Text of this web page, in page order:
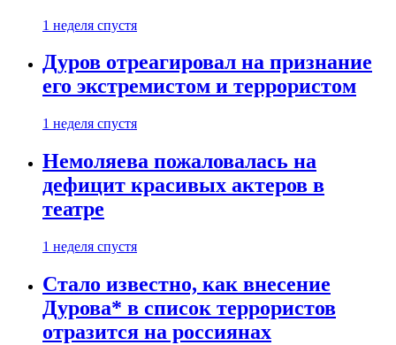
1 неделя спустя
Дуров отреагировал на признание
его экстремистом и террористом
1 неделя спустя
Немоляева пожаловалась на
дефицит красивых актеров в
театре
1 неделя спустя
Стало известно, как внесение
Дурова* в список террористов
отразится на россиянах